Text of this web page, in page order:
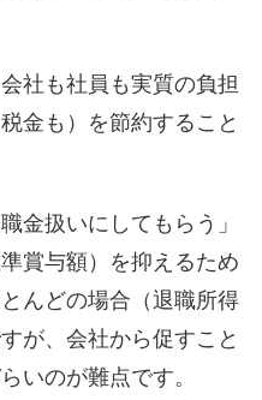
社も社員も実質の負担
金も）を節約すること
金扱いにしてもらう」
賞与額）を抑えるため
んどの場合（退職所得
が、会社から促すこと
いのが難点です。